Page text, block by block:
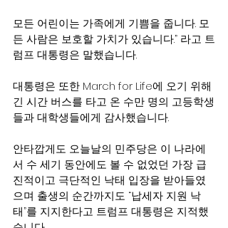
모든 어린이는 가족에게 기쁨을 줍니다. 모
든 사람은 보호할 가치가 있습니다.” 라고 트
럼프 대통령은 말했습니다.
대통령은 또한 March for Life에 오기 위해
긴 시간 버스를 타고 온 수만 명의 고등학생
들과 대학생들에게 감사했습니다.
안타깝게도 오늘날의 민주당은 이 나라에
서 수 세기 동안에도 볼 수 없었던 가장 급
진적이고 극단적인 낙태 입장을 받아들였
으며 출생의 순간까지도 “납세자 지원 낙
태”를 지지한다고 트럼프 대통령은 지적했